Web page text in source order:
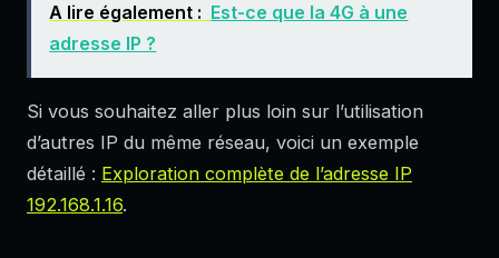
A lire également : Est-ce que la 4G à une
adresse IP ?
Si vous souhaitez aller plus loin sur l’utilisation
d’autres IP du même réseau, voici un exemple
détaillé : Exploration complète de l’adresse IP
192.168.1.16.